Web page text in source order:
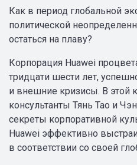
Как в период глобальной
политической
остаться на плаву?
Корпорация Huawei
тридцати шести лет,
и внешние кризисы. В этой
консультанты Тянь Тао и
секреты корпоративной
Huawei эффективно
в соответствии со своей